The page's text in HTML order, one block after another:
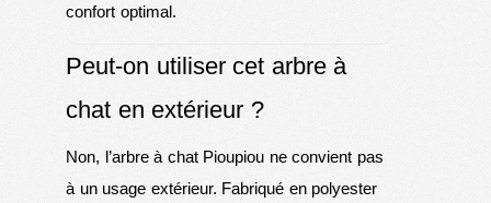
confort optimal.
Peut-on utiliser cet arbre à
chat en extérieur ?
Non, l’arbre à chat Pioupiou ne convient pas
à un usage extérieur. Fabriqué en polyester